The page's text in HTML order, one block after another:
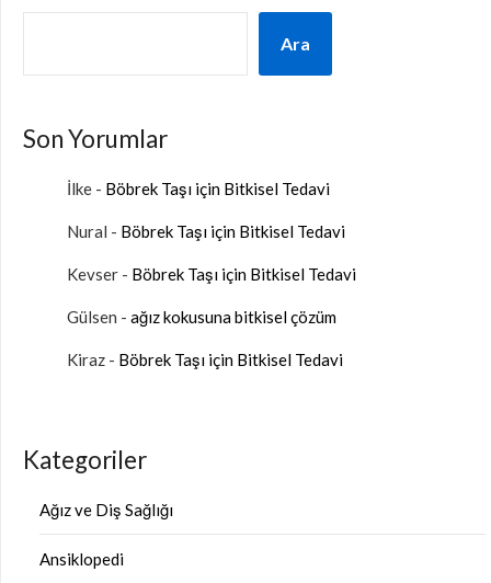
Ara
Son Yorumlar
İlke - Böbrek Taşı için Bitkisel Tedavi
Nural - Böbrek Taşı için Bitkisel Tedavi
Kevser - Böbrek Taşı için Bitkisel Tedavi
Gülsen - ağız kokusuna bitkisel çözüm
Kiraz - Böbrek Taşı için Bitkisel Tedavi
Kategoriler
Ağız ve Diş Sağlığı
Ansiklopedi